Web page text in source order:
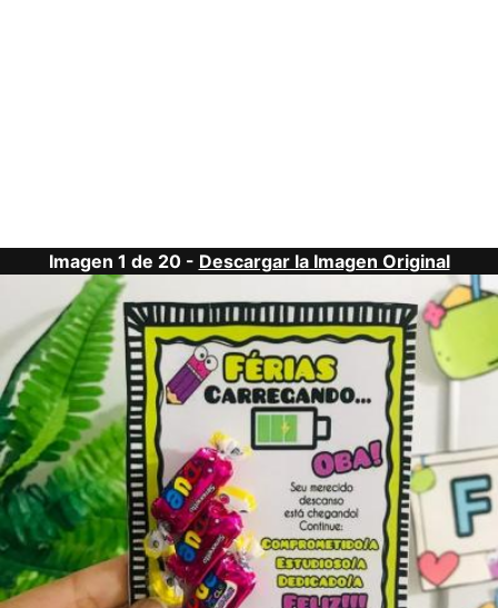
Imagen 1 de 20 - Descargar la Imagen Original